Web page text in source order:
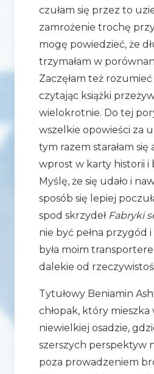
czułam się przez to
zamrożenie trochę
mogę powiedzieć, że
trzymałam w
Zaczęłam też rozumieć
czytając książki
wielokrotnie. Do tej
wszelkie opowieści za
tym razem starałam
wprost w karty historii i
Myślę, że się udało i
sposób się lepiej
spod skrzydeł Fabryki
nie być pełna przygód i
była moim
dalekie od
Tytułowy Beniamin
chłopak, który
niewielkiej osadzie,
szerszych perspektyw
poza prowadzeniem